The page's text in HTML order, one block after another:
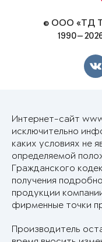
© ООО «ТД
Интернет-сайт
исключительно
каких условиях не
определяемой
Гражданского
получения
продукции
фирменные точки
Производитель